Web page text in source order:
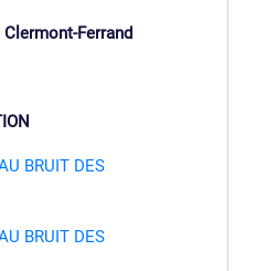
Ferrand
BRUIT DES
BRUIT DES